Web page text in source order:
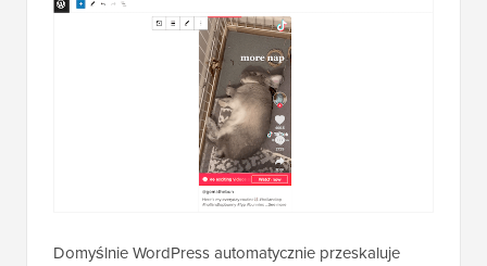
Domyślnie WordPress automatycznie przeskaluje